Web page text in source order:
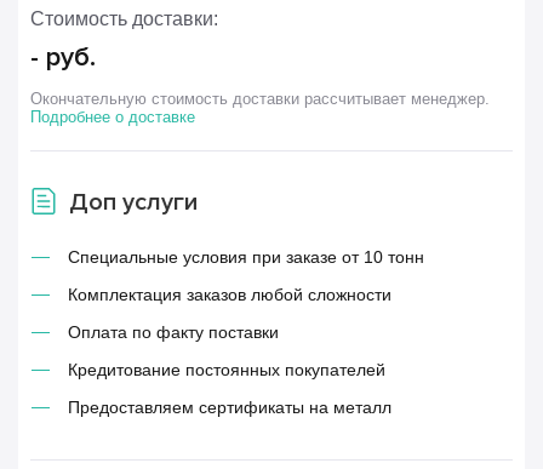
Стоимость доставки:
- руб.
Окончательную стоимость доставки рассчитывает менеджер.
Подробнее о доставке
Доп услуги
Специальные условия при заказе от 10 тонн
Комплектация заказов любой сложности
Оплата по факту поставки
Кредитование постоянных покупателей
Предоставляем сертификаты на металл